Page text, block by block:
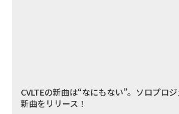
CVLTEの新曲は“なにもない”。ソロプロ
新曲をリリース！